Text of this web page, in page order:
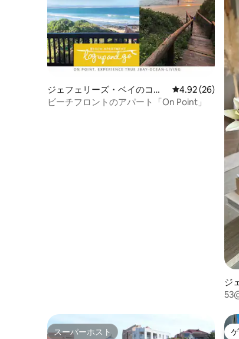
ジェフェリーズ・ベイのコン
ドミニアム
レビュー26件、
4.92 (26)
ビーチフロントのアパート「On Point」
ジ
ド
スーパーホスト